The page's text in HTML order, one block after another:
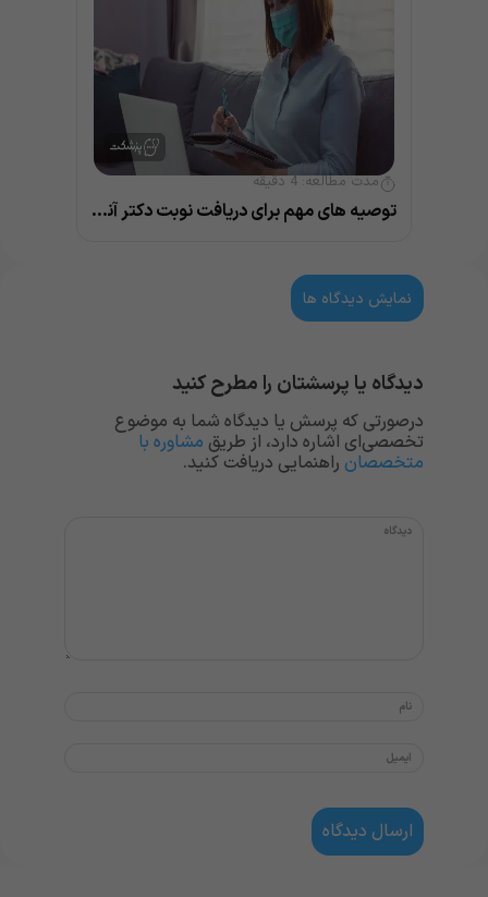
مدت مطالعه:4 دقیقه
توصیه های مهم برای دریافت نوبت دکتر آنلاین ریه
نمایش دیدگاه ها
دیدگاه یا پرسشتان را مطرح کنید
درصورتی که پرسش یا دیدگاه شما به موضوع
تخصصی‌ای اشاره دارد، از طریق مشاوره با
متخصصان راهنمایی دریافت کنید.